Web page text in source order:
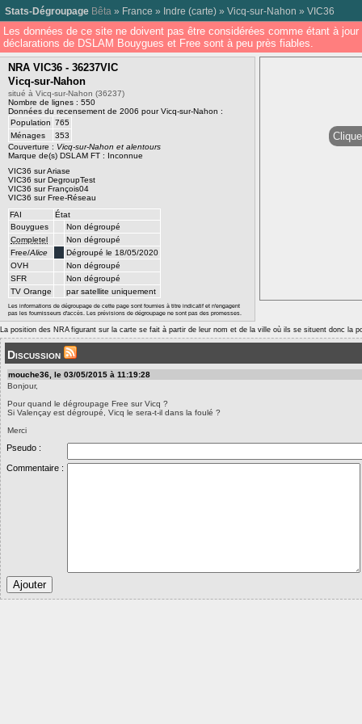
Stats-Dégroupage Bêta » France » Indre (carte) » Vicq-sur-Nahon » VIC36
Les données de ce site ne doivent pas être considérées comme étant à
déclarations de DSLAM Bouygues et Free sont à peu près fiables.
NRA VIC36 - 36237VIC
Vicq-sur-Nahon
situé à Vicq-sur-Nahon (36237)
Nombre de lignes : 550
Données du recensement de 2006 pour Vicq-sur-Nahon :
Population 765
Ménages
353
Couverture : Vicq-sur-Nahon et alentours
Marque de(s) DSLAM FT : Inconnue
VIC36 sur Ariase
VIC36 sur DegroupTest
VIC36 sur François04
VIC36 sur Free-Réseau
FAI
État
Bouygues
Non dégroupé
Completel
Non dégroupé
Free/Alice
Dégroupé le 18/05/2020
OVH
Non dégroupé
SFR
Non dégroupé
TV Orange
par satellite uniquement
Les informations de dégroupage de cette page sont fournies à titre indicatif et n'engagent
pas les fournisseurs d'accès. Les prévisions de dégroupage ne sont pas des promesses.
La position des NRA figurant sur la carte se fait à partir de leur nom et de la ville où ils se situent donc la
Discussion
mouche36, le 03/05/2015 à 11:19:28
Bonjour,
Pour quand le dégroupage Free sur Vicq ?
Si Valençay est dégroupé, Vicq le sera-t-il dans la foulé ?
Merci
Pseudo :
Commentaire :